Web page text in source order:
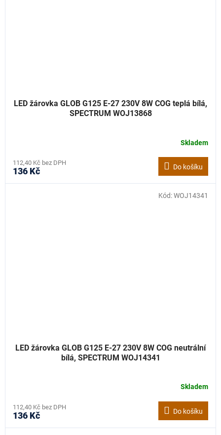
LED žárovka GLOB G125 E-27 230V 8W COG teplá bílá,
SPECTRUM WOJ13868
Skladem
112,40 Kč bez DPH
136 Kč Do košíku
LED žárovka GLOB G125 E-27 230V 8W COG neutrální
bílá, SPECTRUM WOJ14341
Skladem
112,40 Kč bez DPH
136 Kč Do košíku
Kód:WOJ14341